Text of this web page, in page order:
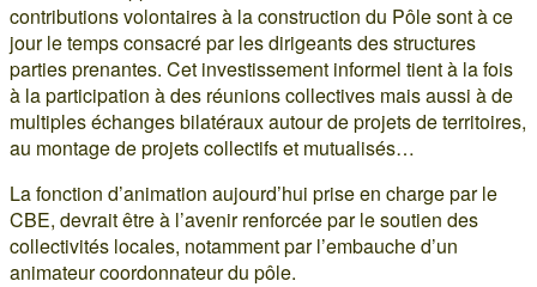
contributions volontaires à la construction du Pôle sont à ce
jour le temps consacré par les dirigeants des structures
parties prenantes. Cet investissement informel tient à la fois
à la participation à des réunions collectives mais aussi à de
multiples échanges bilatéraux autour de projets de territoires,
au montage de projets collectifs et mutualisés…
La fonction d’animation aujourd’hui prise en charge par le
CBE, devrait être à l’avenir renforcée par le soutien des
collectivités locales, notamment par l’embauche d’un
animateur coordonnateur du pôle.